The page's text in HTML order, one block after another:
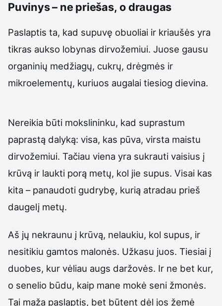
Puvinys – ne priešas, o draugas
Paslaptis ta, kad supuvę obuoliai ir kriaušės yra
tikras aukso lobynas dirvožemiui. Juose gausu
organinių medžiagų, cukrų, drėgmės ir
mikroelementų, kuriuos augalai tiesiog dievina.
Nereikia būti mokslininku, kad suprastum
paprastą dalyką: visa, kas pūva, virsta maistu
dirvožemiui. Tačiau viena yra sukrauti vaisius į
krūvą ir laukti porą metų, kol jie supus. Visai kas
kita – panaudoti gudrybę, kurią atradau prieš
daugelį metų.
Aš jų nekraunu į krūvą, nelaukiu, kol supus, ir
nesitikiu gamtos malonės. Užkasu juos. Tiesiai į
duobes, kur vėliau augs daržovės. Ir ne bet kur,
o senelio būdu, kaip mane mokė seni žmonės.
Tai maža paslaptis, bet būtent dėl jos žemė